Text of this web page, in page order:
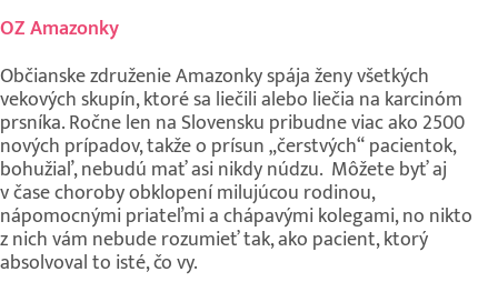
OZ Amazonky
Občianske združenie Amazonky spája ženy všetkých
vekových skupín, ktoré sa liečili alebo liečia na karcinóm
prsníka. Ročne len na Slovensku pribudne viac ako 2500
nových prípadov, takže o prísun „čerstvých“ pacientok,
bohužiaľ, nebudú mať asi nikdy núdzu. Môžete byť aj
v čase choroby obklopení milujúcou rodinou,
nápomocnými priateľmi a chápavými kolegami, no nikto
z nich vám nebude rozumieť tak, ako pacient, ktorý
absolvoval to isté, čo vy.